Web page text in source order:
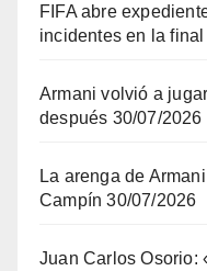
FIFA abre
incidentes en la final
Armani volvió a
después 30/07/2026
La arenga de
Campín 30/07/2026
Juan Carlos Osorio: